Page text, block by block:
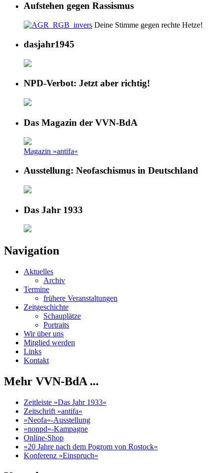
Aufstehen gegen Rassismus
Deine Stimme gegen rechte Hetze!
dasjahr1945
NPD-Verbot: Jetzt aber richtig!
Das Magazin der VVN-BdA
Magazin »antifa«
Ausstellung: Neofaschismus in Deutschland
Das Jahr 1933
Navigation
Aktuelles
Archiv
Termine
frühere Veranstaltungen
Zeitgeschichte
Schauplätze
Portraits
Wir über uns
Mitglied werden
Links
Kontakt
Mehr VVN-BdA ...
Zeitleiste »Das Jahr 1933«
Zeitschrift »antifa«
»Neofa«-Ausstellung
»nonpd«-Kampagne
Online-Shop
»20 Jahre nach dem Pogrom von Rostock«
Konferenz »Einspruch«